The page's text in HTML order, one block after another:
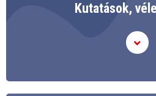
Kutatások,